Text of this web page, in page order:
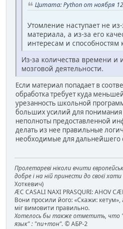
Цитата: Python от ноября
Утомление наступает не
материала, а из-за его
интересам и способностям
Из-за количества времени и
мозговой деятельности.
Если материал попадает в
обработка требует куда
урезанность школьной
больших усилий для
неполноты предоставленной
делать из нее правильные
необходимые для дальнейшего
Пролетареві ніколи вчити
добре і на ній принести до своєї
Хоткевич)
ÆC CASALI NAXI PRASQURI: AHOV
Вони просили його: «Скажи: кетум»,
міг вимовити правильно.
Хотелось бы также отметить,
язык" : "пи+тон". © АБР-2